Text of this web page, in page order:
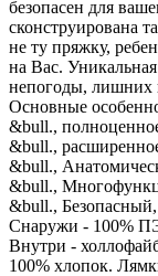
безопасен для
сконструирована
не ту пряжку,
на Вас.
непогоды, лишних
Основные
&bull.,
&bull.,
&bull.,
&bull.,
&bull.,
Снаружи - 100%
Внутри -
100% хлопок.